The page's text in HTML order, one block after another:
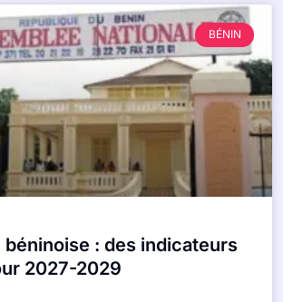
BÉNIN
béninoise : des indicateurs
2027-2029